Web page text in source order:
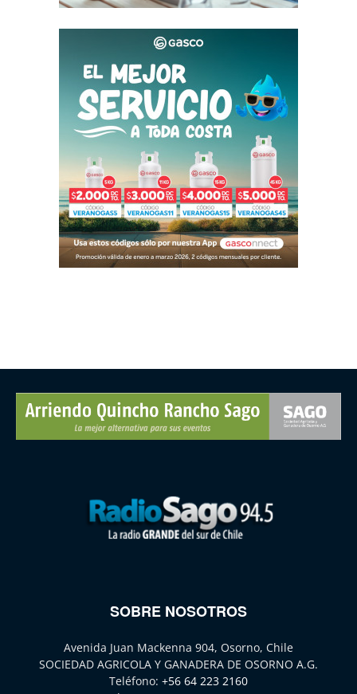
SOBRE NOSOTROS
Avenida Juan Mackenna 904, Osorno, Chile
SOCIEDAD AGRICOLA Y GANADERA DE OSORNO A.G.
Teléfono: +56 64 223 2160